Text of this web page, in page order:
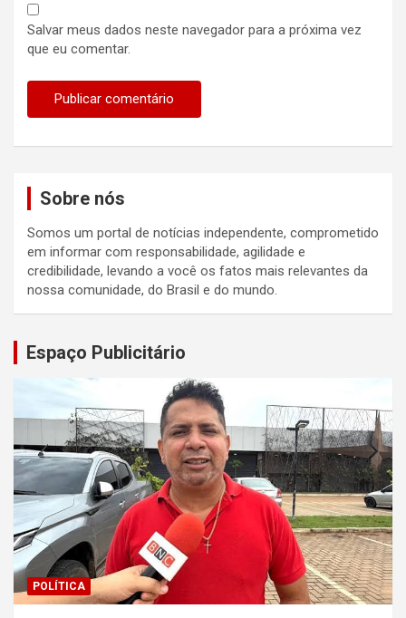
Salvar meus dados neste navegador para a próxima vez
que eu comentar.
Sobre nós
Somos um portal de notícias independente, comprometido
em informar com responsabilidade, agilidade e
credibilidade, levando a você os fatos mais relevantes da
nossa comunidade, do Brasil e do mundo.
Espaço Publicitário
POLÍTICA